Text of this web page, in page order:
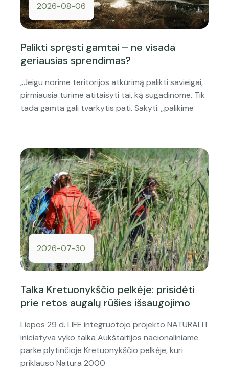
2026-08-06
Palikti spręsti gamtai – ne visada
geriausias sprendimas?
„Jeigu norime teritorijos atkūrimą palikti savieigai,
pirmiausia turime atitaisyti tai, ką sugadinome. Tik
tada gamta gali tvarkytis pati. Sakyti: „palikime
2026-07-30
Talka Kretuonykščio pelkėje: prisidėti
prie retos augalų rūšies išsaugojimo
Liepos 29 d. LIFE integruotojo projekto NATURALIT
iniciatyva vyko talka Aukštaitijos nacionaliniame
parke plytinčioje Kretuonykščio pelkėje, kuri
priklauso Natura 2000